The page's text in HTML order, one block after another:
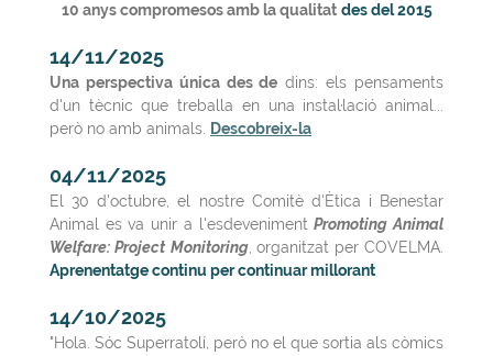
10 anys compromesos amb la qualitat des del 2015
14/11/2025
Una perspectiva única des de dins: els pensaments
d'un tècnic que treballa en una instal·lació animal...
però no amb animals.
Descobreix-la
04/11/2025
El 30 d'octubre, el nostre Comitè d'Ètica i Benestar
Animal es va unir a l'esdevenimentPromoting Animal
Welfare: Project Monitoring, organitzat per COVELMA.
Aprenentatge continu per continuar millorant
14/10/2025
"Hola. Sóc Superratolí, però no el que sortia als còmics